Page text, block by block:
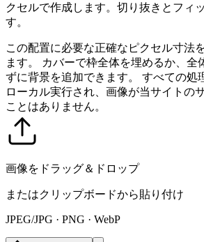
クセルで作成します。切り抜きとフィ
す。
この配置に必要な正確なピクセル寸法
ます。
カバーで枠全体を埋めるか、全
ずに背景を追加できます。 すべての処
ローカル実行され、画像が当サイトの
ことはありません。
画像をドラッグ＆ドロップ
またはクリップボードから貼り付け
JPEG/JPG · PNG · WebP